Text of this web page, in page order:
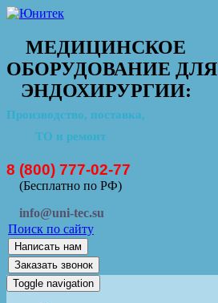
МЕДИЦИНСКОЕ
ОБОРУДОВАНИЕ ДЛЯ
ЭНДОХИРУРГИИ:
Производство, поставка,
ТО и ремонт
8 (800) 777-02-77
(Бесплатно по РФ)
info@uni-tec.su
Поиск по сайту
Написать нам
Заказать звонок
Toggle navigation